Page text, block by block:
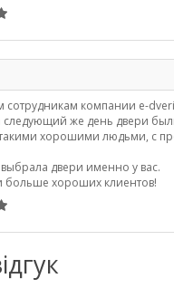
компании е-
следующий же день двери
хорошими людьми, с
двери именно у вас.
больше хороших клиентов!